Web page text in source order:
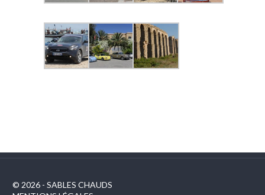
© 2026 - SABLES CHAUDS